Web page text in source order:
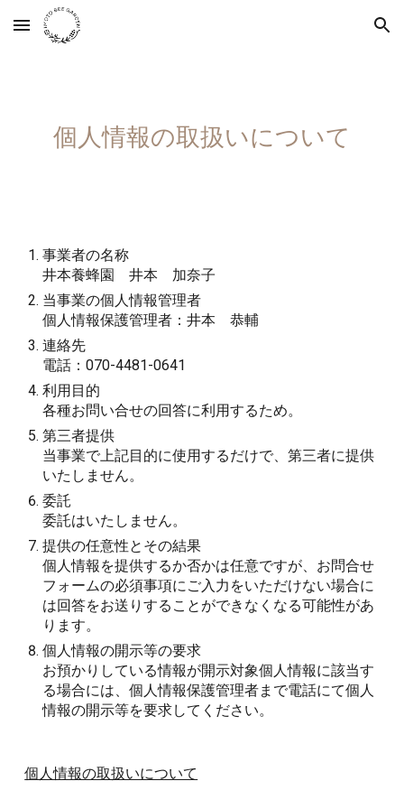
Skip to main content Skip to navigation
個人情報の取扱いについて
事業者の名称
井本養蜂園　井本　加奈子
当事業の個人情報管理者
個人情報保護管理者：井本　恭輔
連絡先
電話：070-4481-0641
利用目的
各種お問い合せの回答に利用するため。
第三者提供
当事業で上記目的に使用するだけで、第三者に提供
いたしません。
委託
委託はいたしません。
提供の任意性とその結果
個人情報を提供するか否かは任意ですが、お問合せ
フォームの必須事項にご入力をいただけない場合に
は回答をお送りすることができなくなる可能性があ
ります。
個人情報の開示等の要求
お預かりしている情報が開示対象個人情報に該当す
る場合には、個人情報保護管理者まで電話にて個人
情報の開示等を要求してください。
個人情報の取扱いについて